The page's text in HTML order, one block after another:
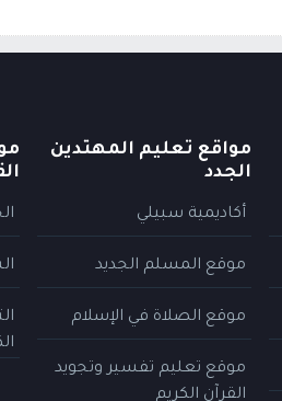
مواقع تعليم المهتدين
الجدد
أكاديمية سبيلي
موقع المسلم الجديد
موقع الصلاة في الإسلام
موقع تعليم تفسير وتجويد
القرآن الكريم